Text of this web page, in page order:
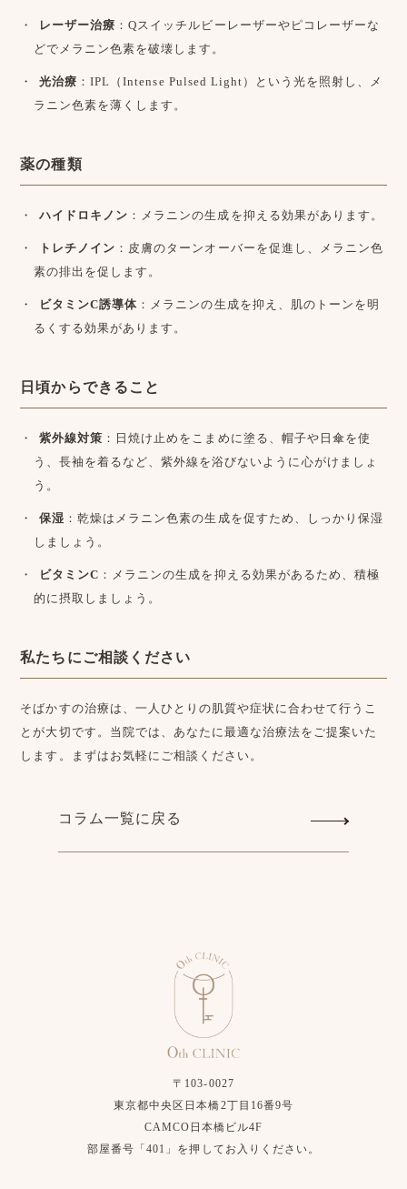
レーザー治療 ：Qスイッチルビーレーザーやピコレーザーな
どでメラニン色素を破壊します。
光治療 ：IPL（Intense Pulsed Light）という光を照射し、メ
ラニン色素を薄くします。
薬の種類
ハイドロキノン ：メラニンの生成を抑える効果があります。
トレチノイン ：皮膚のターンオーバーを促進し、メラニン色
素の排出を促します。
ビタミンC誘導体 ：メラニンの生成を抑え、肌のトーンを明
るくする効果があります。
日頃からできること
紫外線対策 ：日焼け止めをこまめに塗る、帽子や日傘を使
う、長袖を着るなど、紫外線を浴びないように心がけましょ
う。
保湿 ：乾燥はメラニン色素の生成を促すため、しっかり保湿
しましょう。
ビタミンC ：メラニンの生成を抑える効果があるため、積極
的に摂取しましょう。
私たちにご相談ください
そばかすの治療は、一人ひとりの肌質や症状に合わせて行うこ
とが大切です。当院では、あなたに最適な治療法をご提案いた
します。まずはお気軽にご相談ください。
コラム一覧に戻る
〒103-0027
東京都中央区日本橋2丁目16番9号
CAMCO日本橋ビル4F
部屋番号「401」を押してお入りください。